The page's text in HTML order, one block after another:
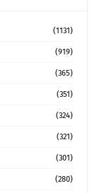
(1131)
(919)
(365)
(351)
(324)
(321)
(301)
(280)